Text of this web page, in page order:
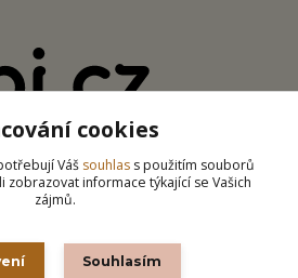
cookies
Váš souhlas s použitím souborů
zobrazovat informace týkající se Vašich
zájmů.
Souhlasím